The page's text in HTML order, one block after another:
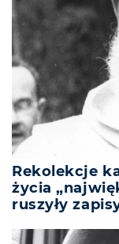
Rekolekcje
życia
ruszyły